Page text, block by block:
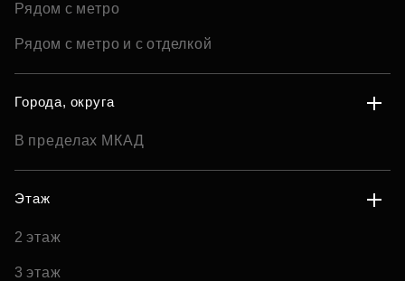
Рядом с метро
Рядом с метро и с отделкой
Города, округа
В пределах МКАД
Этаж
2 этаж
3 этаж